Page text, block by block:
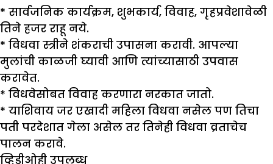
* सार्वजनिक कार्यक्रम, शुभकार्य, विवाह, गृहप्रवेशावेळी
तिने हजर राहू नये.
* विधवा स्त्रीने शंकराची उपासना करावी. आपल्या
मुलांची काळजी घ्यावी आणि त्यांच्यासाठी उपवास
करावेत.
* विधवेसोबत विवाह करणारा नरकात जातो.
* याशिवाय जर एखादी महिला विधवा नसेल पण तिचा
पती परदेशात गेला असेल तर तिनेही विधवा व्रताचेच
पालन करावे.
व्हिडीओही उपलब्ध